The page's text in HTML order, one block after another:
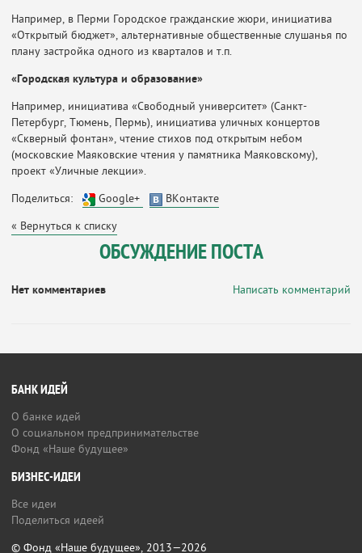
Например, в Перми Городское гражданские жюри, инициатива
«Открытый бюджет», альтернативные общественные слушанья по
плану застройка одного из кварталов и т.п.
«Городская культура и образование»
Например, инициатива «Свободный университет» (Санкт-
Петербург, Тюмень, Пермь), инициатива уличных концертов
«Скверный фонтан», чтение стихов под открытым небом
(московские Маяковские чтения у памятника Маяковскому),
проект «Уличные лекции».
Поделиться:
Google+
ВКонтакте
« Вернуться к списку
ОБСУЖДЕНИЕ ПОСТА
Написать комментарий
Нет комментариев
БАНК ИДЕЙ
О банке идей
О социальном предпринимательстве
Фонд «Наше будущее»
БИЗНЕС-ИДЕИ
Все идеи
Поделиться идеей
© Фонд «Наше будущее», 2013—2026